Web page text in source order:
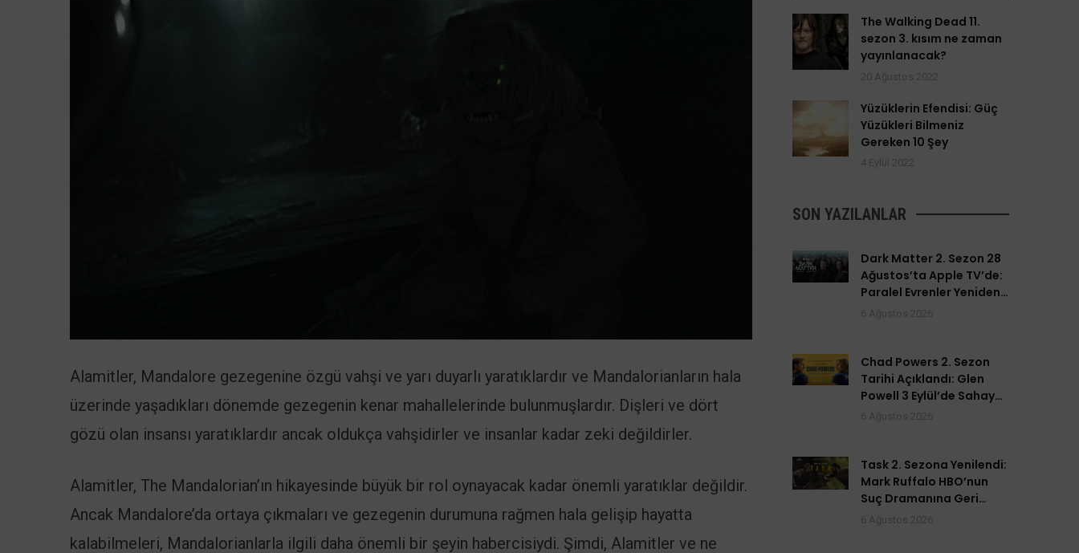
Alamitler, Mandalore gezegenine özgü vahşi ve yarı duyarlı yaratıklardır ve Mandalorianların hala
üzerinde yaşadıkları dönemde gezegenin kenar mahallelerinde bulunmuşlardır. Dişleri ve dört
gözü olan insansı yaratıklardır ancak oldukça vahşidirler ve insanlar kadar zeki değildirler.
Alamitler, The Mandalorian’ın hikayesinde büyük bir rol oynayacak kadar önemli yaratıklar değildir.
Ancak Mandalore’da ortaya çıkmaları ve gezegenin durumuna rağmen hala gelişip hayatta
kalabilmeleri, Mandalorianlarla ilgili daha önemli bir şeyin habercisiydi. Şimdi, Alamitler ve ne
The Walking Dead 11.
sezon 3. kısım ne zaman
yayınlanacak?
Yüzüklerin Efendisi: Güç
Yüzükleri Bilmeniz
Gereken 10 Şey
SON YAZILANLAR
Dark Matter 2. Sezon 28
Ağustos’ta Apple TV’de:
Paralel Evrenler Yeniden
Chad Powers 2. Sezon
Tarihi Açıklandı: Glen
Powell 3 Eylül’de Sahaya
Task 2. Sezona Yenilendi:
Mark Ruffalo HBO’nun
Suç Dramanına Geri